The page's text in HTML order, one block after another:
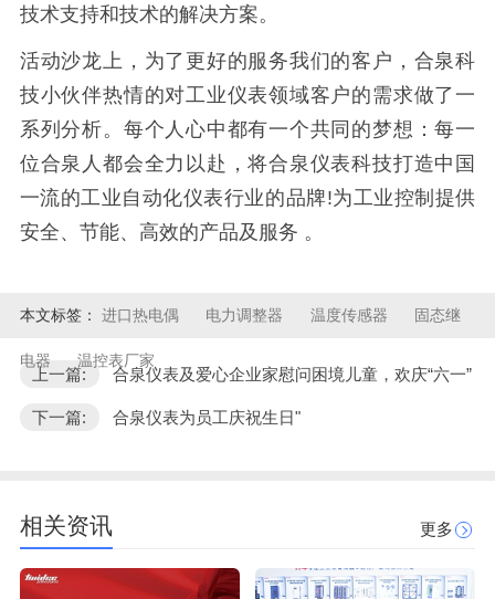
技术支持和技术的解决方案。
活动沙龙上，为了更好的服务我们的客户，合泉科
技小伙伴热情的对工业仪表领域客户的需求做了一
系列分析。每个人心中都有一个共同的梦想：每一
位合泉人都会全力以赴，将合泉仪表科技打造中国
一流的工业自动化仪表行业的品牌!为工业控制提供
安全、节能、高效的产品及服务 。
本文标签： 进口热电偶 电力调整器 温度传感器 固态继
电器 温控表厂家
上一篇: 合泉仪表及爱心企业家慰问困境儿童，欢庆“六一”
下一篇: 合泉仪表为员工庆祝生日"
相关资讯 更多